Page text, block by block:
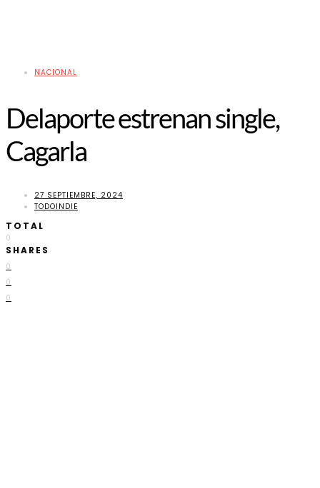
NACIONAL
Delaporte estrenan single,
Cagarla
27 SEPTIEMBRE, 2024
TODOINDIE
TOTAL
0
SHARES
0
0
0